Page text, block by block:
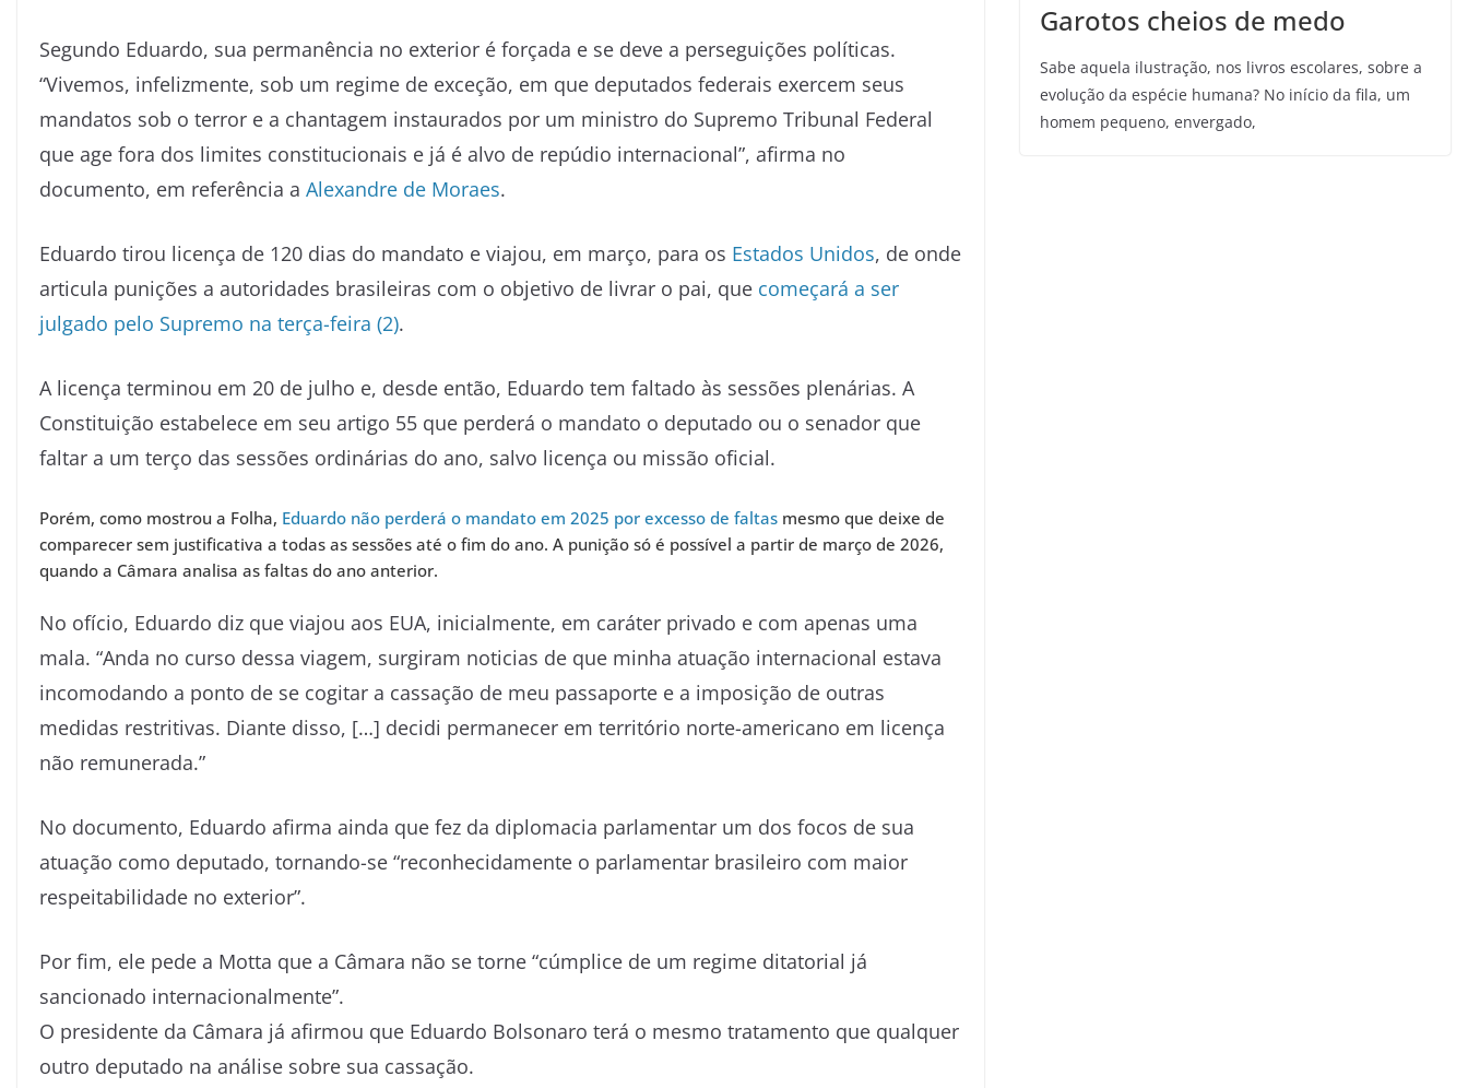
Segundo Eduardo, sua permanência no exterior é forçada e se deve a perseguições políticas.
“Vivemos, infelizmente, sob um regime de exceção, em que deputados federais exercem seus
mandatos sob o terror e a chantagem instaurados por um ministro do Supremo Tribunal Federal
que age fora dos limites constitucionais e já é alvo de repúdio internacional”, afirma no
documento, em referência a Alexandre de Moraes.
Eduardo tirou licença de 120 dias do mandato e viajou, em março, para os Estados Unidos, de onde
articula punições a autoridades brasileiras com o objetivo de livrar o pai, que começará a ser
julgado pelo Supremo na terça-feira (2).
A licença terminou em 20 de julho e, desde então, Eduardo tem faltado às sessões plenárias. A
Constituição estabelece em seu artigo 55 que perderá o mandato o deputado ou o senador que
faltar a um terço das sessões ordinárias do ano, salvo licença ou missão oficial.
Porém, como mostrou a Folha, Eduardo não perderá o mandato em 2025 por excesso de faltas mesmo que deixe de
comparecer sem justificativa a todas as sessões até o fim do ano. A punição só é possível a partir de março de 2026,
quando a Câmara analisa as faltas do ano anterior.
No ofício, Eduardo diz que viajou aos EUA, inicialmente, em caráter privado e com apenas uma
mala. “Anda no curso dessa viagem, surgiram noticias de que minha atuação internacional estava
incomodando a ponto de se cogitar a cassação de meu passaporte e a imposição de outras
medidas restritivas. Diante disso, […] decidi permanecer em território norte-americano em licença
não remunerada.”
No documento, Eduardo afirma ainda que fez da diplomacia parlamentar um dos focos de sua
atuação como deputado, tornando-se “reconhecidamente o parlamentar brasileiro com maior
respeitabilidade no exterior”.
Por fim, ele pede a Motta que a Câmara não se torne “cúmplice de um regime ditatorial já
sancionado internacionalmente”.
O presidente da Câmara já afirmou que Eduardo Bolsonaro terá o mesmo tratamento que qualquer
outro deputado na análise sobre sua cassação.
Garotos cheios de medo
Sabe aquela ilustração, nos livros escolares, sobre a
evolução da espécie humana? No início da fila, um
homem pequeno, envergado,